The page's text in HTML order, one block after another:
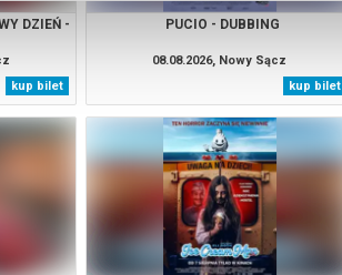
DZIEŃ -
kup bilet
PUCIO - DUBBING
08.08.2026, Nowy Sącz
kup bilet